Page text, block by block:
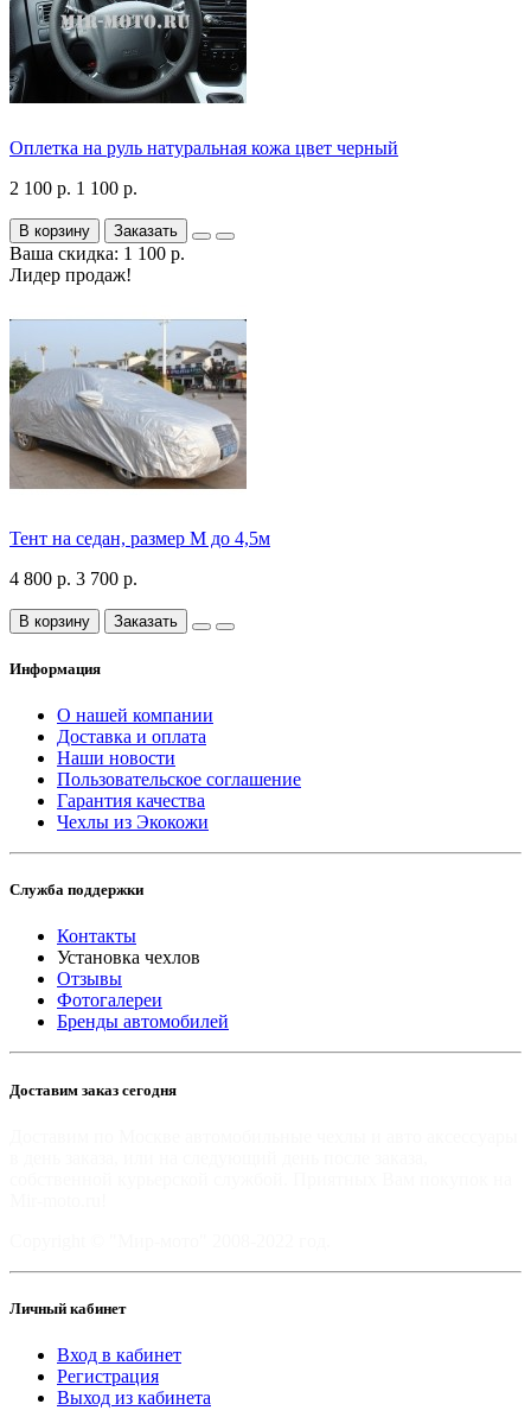
Оплетка на руль натуральная кожа цвет черный
2 100 р. 1 100 р.
В корзину Заказать
Ваша скидка: 1 100 р.
Лидер продаж!
Тент на седан, размер М до 4,5м
4 800 р. 3 700 р.
В корзину Заказать
Информация
О нашей компании
Доставка и оплата
Наши новости
Пользовательское соглашение
Гарантия качества
Чехлы из Экокожи
Служба поддержки
Контакты
Установка чехлов
Отзывы
Фотогалереи
Бренды автомобилей
Доставим заказ сегодня
Личный кабинет
Вход в кабинет
Регистрация
Выход из кабинета